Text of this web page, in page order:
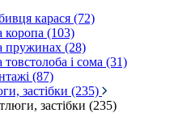
карася (72)
коропа (103)
пружинах (28)
і сома (31)
(87)
застібки (235)
застібки (235)